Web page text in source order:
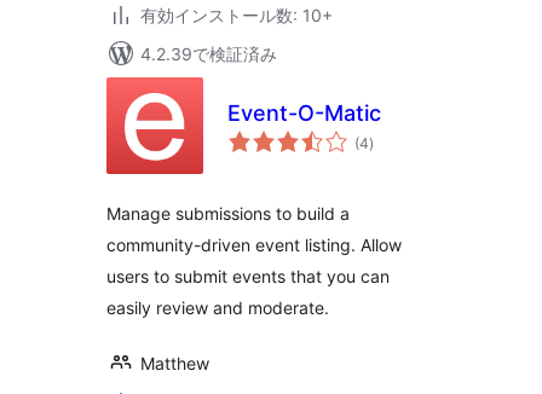
有効インストール数: 10+
4.2.39で検証済み
Event-O-Matic
(4個
の)
Manage submissions to build a
community-driven event listing. Allow
users to submit events that you can
easily review and moderate.
Matthew